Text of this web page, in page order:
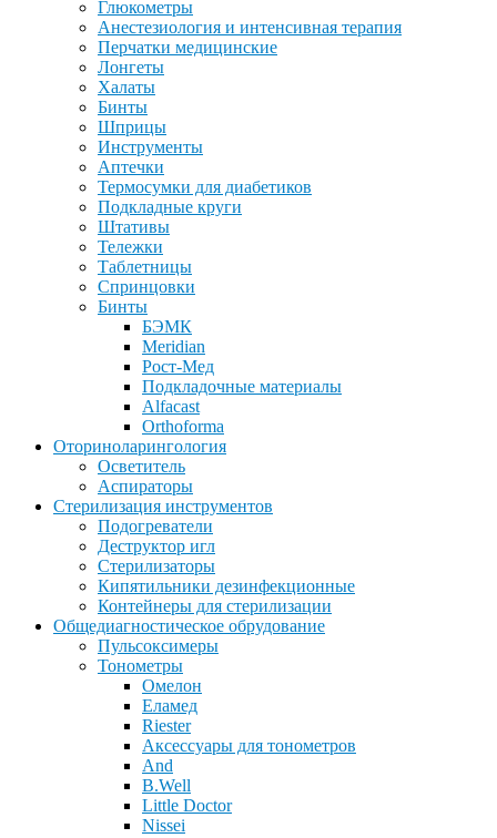
Глюкометры
Анестезиология и интенсивная терапия
Перчатки медицинские
Лонгеты
Халаты
Бинты
Шприцы
Инструменты
Аптечки
Термосумки для диабетиков
Подкладные круги
Штативы
Тележки
Таблетницы
Спринцовки
Бинты
БЭМК
Meridian
Рост-Мед
Подкладочные материалы
Alfacast
Orthoforma
Оториноларингология
Осветитель
Аспираторы
Стерилизация инструментов
Подогреватели
Деструктор игл
Стерилизаторы
Кипятильники дезинфекционные
Контейнеры для стерилизации
Общедиагностическое обрудование
Пульсоксимеры
Тонометры
Омелон
Еламед
Riester
Аксессуары для тонометров
And
B.Well
Little Doctor
Nissei